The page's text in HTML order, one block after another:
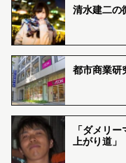
清水建二の
都市商業研
「ダメリ
上がり道」